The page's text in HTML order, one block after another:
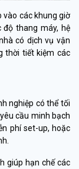
vào các khung giờ
độ thang máy, hệ
có dịch vụ vận
thời tiết kiệm các
nghiệp có thể tối
cầu minh bạch
phí set-up, hoặc
giúp hạn chế các